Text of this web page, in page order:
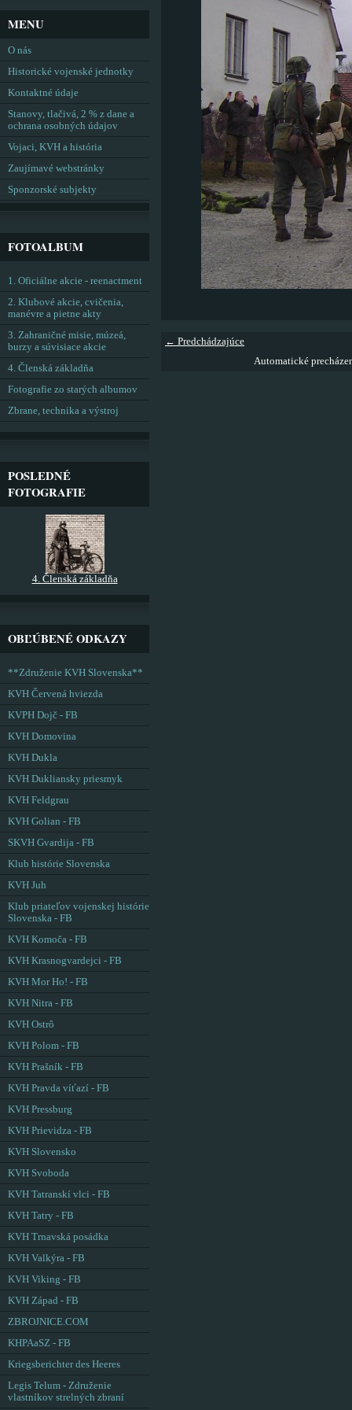
← Predchádzajúce
Automatické
MENU
O nás
Historické vojenské jednotky
Kontaktné údaje
Stanovy, tlačivá, 2 % z dane a
ochrana osobných údajov
Vojaci, KVH a história
Zaujímavé webstránky
Sponzorské subjekty
FOTOALBUM
1. Oficiálne akcie - reenactment
2. Klubové akcie, cvičenia,
manévre a pietne akty
3. Zahraničné misie, múzeá,
burzy a súvisiace akcie
4. Členská základňa
Fotografie zo starých albumov
Zbrane, technika a výstroj
POSLEDNÉ
FOTOGRAFIE
4. Členská základňa
OBĽÚBENÉ ODKAZY
**Združenie KVH Slovenska**
KVH Červená hviezda
KVPH Dojč - FB
KVH Domovina
KVH Dukla
KVH Dukliansky priesmyk
KVH Feldgrau
KVH Golian - FB
SKVH Gvardija - FB
Klub histórie Slovenska
KVH Juh
Klub priateľov vojenskej histórie
Slovenska - FB
KVH Komoča - FB
KVH Krasnogvardejci - FB
KVH Mor Ho! - FB
KVH Nitra - FB
KVH Ostrô
KVH Polom - FB
KVH Prašník - FB
KVH Pravda víťazí - FB
KVH Pressburg
KVH Prievidza - FB
KVH Slovensko
KVH Svoboda
KVH Tatranskí vlci - FB
KVH Tatry - FB
KVH Trnavská posádka
KVH Valkýra - FB
KVH Viking - FB
KVH Západ - FB
ZBROJNICE.COM
KHPAaSZ - FB
Kriegsberichter des Heeres
Legis Telum - Združenie
vlastníkov strelných zbraní